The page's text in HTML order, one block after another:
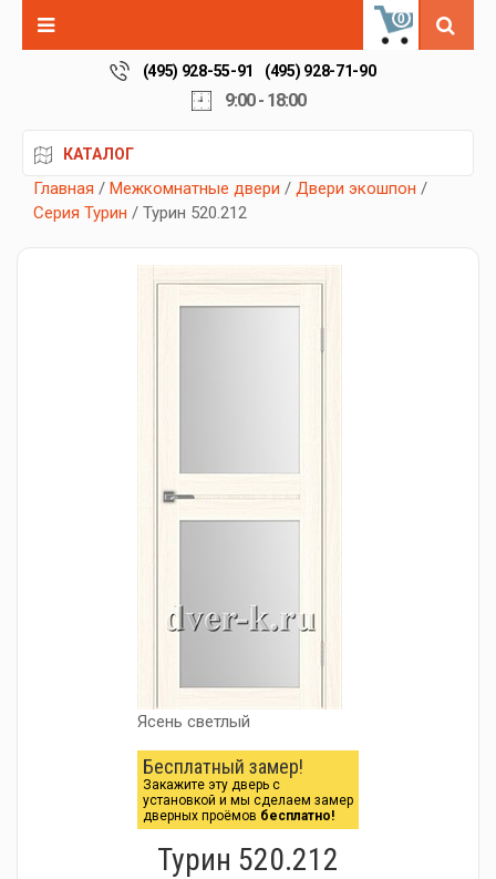
0
(495) 928-55-91 (495) 928-71-90
9:00 - 18:00
КАТАЛОГ
Главная / Межкомнатные двери / Двери экошпон /
Серия Турин / Турин 520.212
Ясень светлый
Бесплатный замер!
Закажите эту дверь с
установкой и мы сделаем замер
дверных проёмов бесплатно!
Турин 520.212